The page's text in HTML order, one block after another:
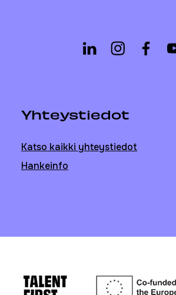
Yhteystiedot
Katso kaikki yhteystiedot
Hankeinfo